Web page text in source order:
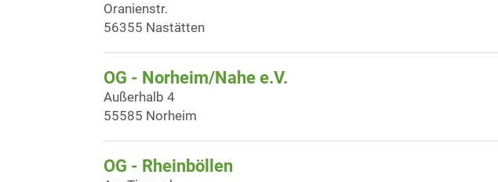
Oranienstr.
56355 Nastätten
OG - Norheim/Nahe e.V.
Außerhalb 4
55585 Norheim
OG - Rheinböllen